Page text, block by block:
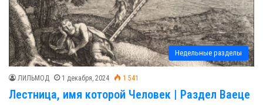
Недельные разделы
ЛИЛЬМОД 1 декабря, 2024 1 541
Лестница, имя которой Человек | Раздел Ваеце